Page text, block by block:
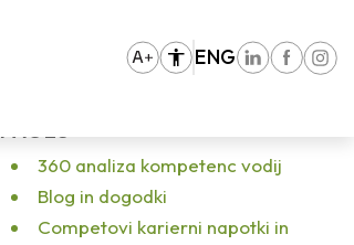
ENG
PAGES
360 analiza kompetenc vodij
Blog in dogodki
Competovi karierni napotki in